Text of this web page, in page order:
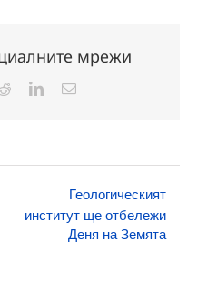
мрежи
RedditLinkedInЕлектронна
Геологическият
институт ще отбележи
Деня на Земята